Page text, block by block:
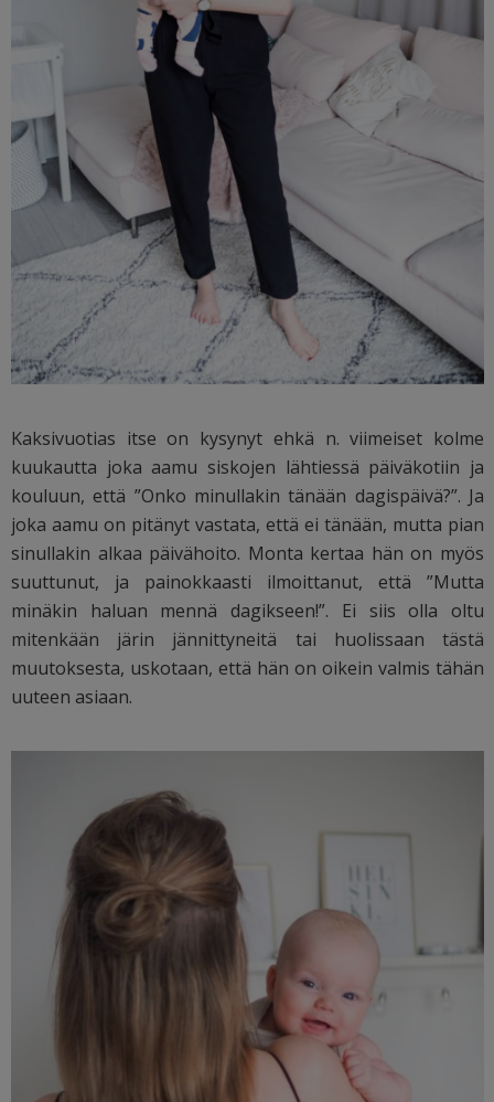
Kaksivuotias itse on kysynyt ehkä n. viimeiset kolme
kuukautta joka aamu siskojen lähtiessä päiväkotiin ja
kouluun, että ”Onko minullakin tänään dagispäivä?”. Ja
joka aamu on pitänyt vastata, että ei tänään, mutta pian
sinullakin alkaa päivähoito. Monta kertaa hän on myös
suuttunut, ja painokkaasti ilmoittanut, että ”Mutta
minäkin haluan mennä dagikseen!”. Ei siis olla oltu
mitenkään järin jännittyneitä tai huolissaan tästä
muutoksesta, uskotaan, että hän on oikein valmis tähän
uuteen asiaan.